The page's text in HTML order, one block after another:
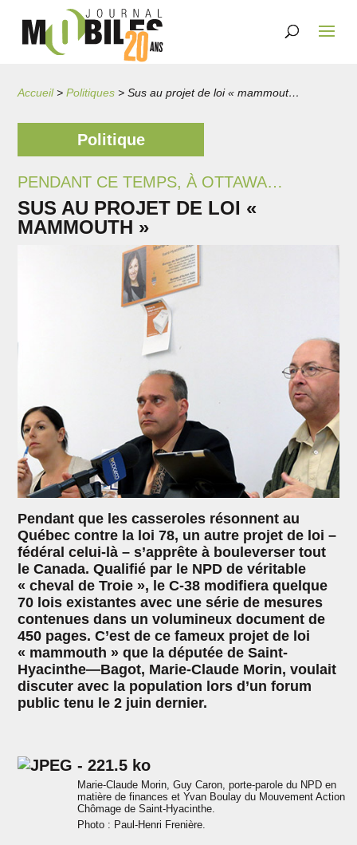
Accueil>Politiques > Sus au projet de loi « mammouth »
Politique
PENDANT CE TEMPS, À OTTAWA…
SUS AU PROJET DE LOI «
MAMMOUTH »
Pendant que les casseroles résonnent au
Québec contre la loi 78, un autre projet de loi –
fédéral celui-là – s’apprête à bouleverser tout
le Canada. Qualifié par le NPD de véritable
« cheval de Troie », le C-38 modifiera quelque
70 lois existantes avec une série de mesures
contenues dans un volumineux document de
450 pages. C’est de ce fameux projet de loi
« mammouth » que la députée de Saint-
Hyacinthe—Bagot, Marie-Claude Morin, voulait
discuter avec la population lors d’un forum
public tenu le 2 juin dernier.
Marie-Claude Morin, Guy Caron, porte-parole du NPD en
matière de finances et Yvan Boulay du Mouvement Action
Chômage de Saint-Hyacinthe.
Photo : Paul-Henri Frenière.